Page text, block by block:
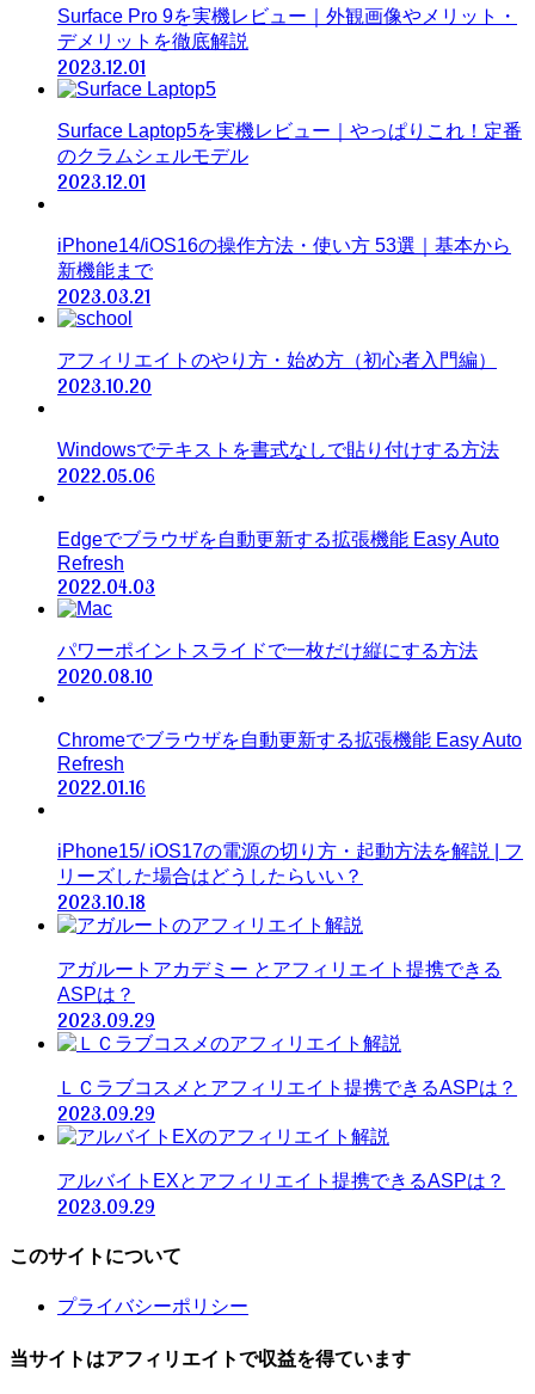
Surface Pro 9を実機レビュー｜外観画像やメリット・
デメリットを徹底解説
2023.12.01
Surface Laptop5を実機レビュー｜やっぱりこれ！定番
のクラムシェルモデル
2023.12.01
iPhone14/iOS16の操作方法・使い方 53選｜基本から
新機能まで
2023.03.21
アフィリエイトのやり方・始め方（初心者入門編）
2023.10.20
Windowsでテキストを書式なしで貼り付けする方法
2022.05.06
Edgeでブラウザを自動更新する拡張機能 Easy Auto
Refresh
2022.04.03
パワーポイントスライドで一枚だけ縦にする方法
2020.08.10
Chromeでブラウザを自動更新する拡張機能 Easy Auto
Refresh
2022.01.16
iPhone15/ iOS17の電源の切り方・起動方法を解説 | フ
リーズした場合はどうしたらいい？
2023.10.18
アガルートアカデミー とアフィリエイト提携できる
ASPは？
2023.09.29
ＬＣラブコスメとアフィリエイト提携できるASPは？
2023.09.29
アルバイトEXとアフィリエイト提携できるASPは？
2023.09.29
このサイトについて
プライバシーポリシー
当サイトはアフィリエイトで収益を得ています